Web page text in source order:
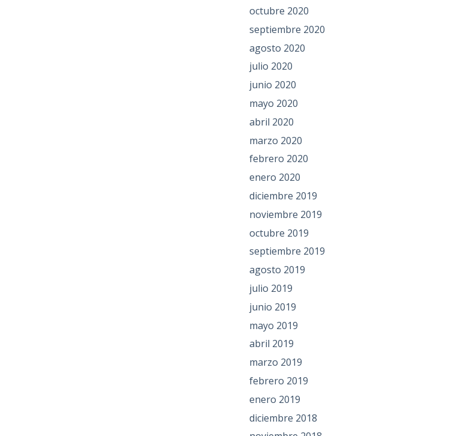
octubre 2020
septiembre 2020
agosto 2020
julio 2020
junio 2020
mayo 2020
abril 2020
marzo 2020
febrero 2020
enero 2020
diciembre 2019
noviembre 2019
octubre 2019
septiembre 2019
agosto 2019
julio 2019
junio 2019
mayo 2019
abril 2019
marzo 2019
febrero 2019
enero 2019
diciembre 2018